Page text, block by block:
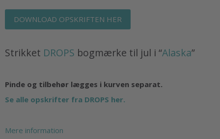
DOWNLOAD OPSKRIFTEN HER
Strikket DROPS bogmærke til jul i “Alaska”
Pinde og tilbehør lægges i kurven separat.
Se alle opskrifter fra DROPS her.
Mere information